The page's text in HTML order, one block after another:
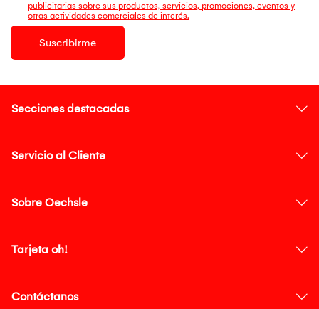
publicitarias sobre sus productos, servicios, promociones, eventos y
otras actividades comerciales de interés.
Suscribirme
Secciones destacadas
Servicio al Cliente
Sobre Oechsle
Tarjeta oh!
Contáctanos